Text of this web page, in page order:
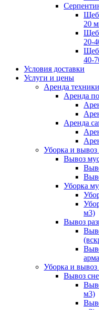
20
20-
40-
Условия доставки
Услуги и цены
Аренда техники
Аренда
Аренда
Уборка и вывоз
Вывоз
Уборка
м3)
Вывоз
Уборка и вывоз
Вывоз
м3)